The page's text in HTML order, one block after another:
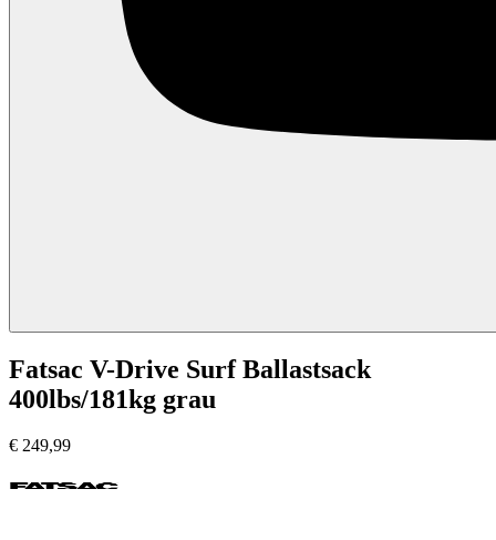
Fatsac V-Drive Surf Ballastsack
400lbs/181kg grau
€ 249,99